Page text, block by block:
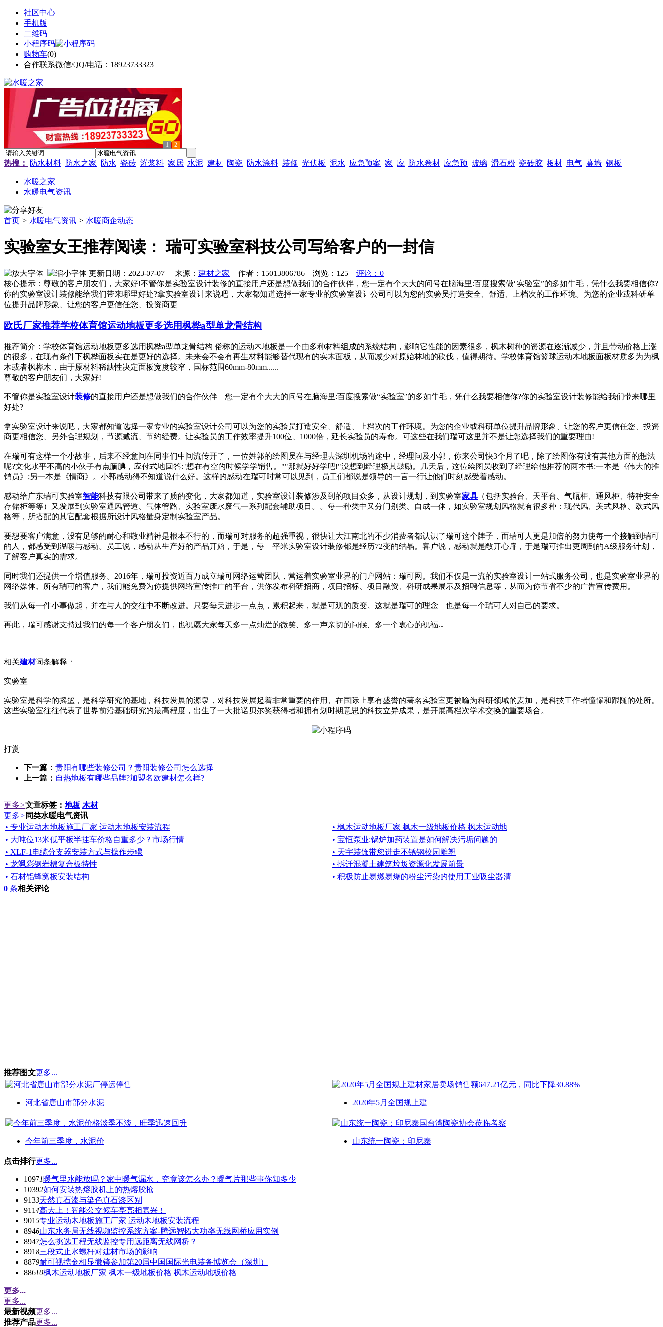
社区中心
手机版
二维码
小程序码
购物车(0)
合作联系微信/QQ/电话：18923733323
1 2
热搜： 防水材料 防水之家 防水 瓷砖 灌浆料 家居 水泥 建材 陶瓷 防水涂料 装修 光伏板 泥水 应急预案 家 应 防水卷材 应急预 玻璃 滑石粉 瓷砖胶 板材 电气 幕墙 钢板
水暖之家
水暖电气资讯
首页 > 水暖电气资讯 > 水暖商企动态
实验室女王推荐阅读： 瑞可实验室科技公司写给客户的一封信
更新日期：2023-07-07 来源： 建材之家 作者：15013806786 浏览： 125
评论：0
核心提示：尊敬的客户朋友们，大家好!不管你是实验室设计装修的直接用户还是想做我们的合作伙伴，您一定有个大大的问号在脑海里:百度搜索做“实验室”的多如牛毛，凭什么我要相信你?
你的实验室设计装修能给我们带来哪里好处?拿实验室设计来说吧，大家都知道选择一家专业的实验室设计公司可以为您的实验员打造安全、舒适、上档次的工作环境。为您的企业或科研单
位提升品牌形象、让您的客户更信任您、投资商更
欧氏厂家推荐学校体育馆运动地板更多选用枫桦a型单龙骨结构
推荐简介：学校体育馆运动地板更多选用枫桦a型单龙骨结构 俗称的运动木地板是一个由多种材料组成的系统结构，影响它性能的因素很多，枫木树种的资源在逐渐减少，并且带动价格上涨
的很多，在现有条件下枫桦面板实在是更好的选择。未来会不会有再生材料能够替代现有的实木面板，从而减少对原始林地的砍伐，值得期待。学校体育馆篮球运动木地板面板材质多为为枫
木或者枫桦木，由于原材料稀缺性决定面板宽度较窄，国标范围60mm-80mm......
尊敬的客户朋友们，大家好!
不管你是实验室设计装修的直接用户还是想做我们的合作伙伴，您一定有个大大的问号在脑海里:百度搜索做“实验室”的多如牛毛，凭什么我要相信你?你的实验室设计装修能给我们带来哪里
好处?
拿实验室设计来说吧，大家都知道选择一家专业的实验室设计公司可以为您的实验员打造安全、舒适、上档次的工作环境。为您的企业或科研单位提升品牌形象、让您的客户更信任您、投资
商更相信您、另外合理规划，节源减流、节约经费。让实验员的工作效率提升100位、1000倍，延长实验员的寿命。可这些在我们瑞可这里并不是让您选择我们的重要理由!
在瑞可有这样一个小故事，后来不经意间在同事们中间流传开了，一位姓郭的绘图员在与经理去深圳机场的途中，经理问及小郭，你来公司快3个月了吧，除了绘图你有没有其他方面的想法
呢?文化水平不高的小伙子有点腼腆，应付式地回答:"想在有空的时候学学销售。""那就好好学吧!"没想到经理极其鼓励。几天后，这位绘图员收到了经理给他推荐的两本书:一本是《伟大的推
销员》;另一本是《情商》。小郭感动得不知道说什么好。这样的感动在瑞可时常可以见到，员工们都说是领导的一言一行让他们时刻感受着感动。
感动给广东瑞可实验室智能科技有限公司带来了质的变化，大家都知道，实验室设计装修涉及到的项目众多，从设计规划，到实验室家具 （包括实验台、天平台、气瓶柜、通风柜、特种安全
存储柜等等）又发展到实验室通风管道、气体管路、实验室废水废气一系列配套辅助项目。。每一种类中又分门别类、自成一体，如实验室规划风格就有很多种：现代风、美式风格、欧式风
格等，所搭配的其它配套根据所设计风格量身定制实验室产品。
要想要客户满意，没有足够的耐心和敬业精神是根本不行的，而瑞可对服务的超强重视，很快让大江南北的不少消费者都认识了瑞可这个牌子，而瑞可人更是加倍的努力使每一个接触到瑞可
的人，都感受到温暖与感动。员工说，感动从生产好的产品开始，于是，每一平米实验室设计装修都是经历72变的结晶。客户说，感动就是敞开心扉，于是瑞可推出更周到的A级服务计划，
了解客户真实的需求。
同时我们还提供一个增值服务。2016年，瑞可投资近百万成立瑞可网络运营团队，营运着实验室业界的门户网站：瑞可网。我们不仅是一流的实验室设计一站式服务公司，也是实验室业界的
网络媒体。所有瑞可的客户，我们能免费为你提供网络宣传推广的平台，供你发布科研招商，项目招标、项目融资、科研成果展示及招聘信息等，从而为你节省不少的广告宣传费用。
我们从每一件小事做起，并在与人的交往中不断改进。只要每天进步一点点，累积起来，就是可观的质变。这就是瑞可的理念，也是每一个瑞可人对自己的要求。
再此，瑞可感谢支持过我们的每一个客户朋友们，也祝愿大家每天多一点灿烂的微笑、多一声亲切的问候、多一个衷心的祝福...
相关建材词条解释：
实验室
实验室是科学的摇篮，是科学研究的基地，科技发展的源泉，对科技发展起着非常重要的作用。在国际上享有盛誉的著名实验室更被喻为科研领域的麦加，是科技工作者憧憬和跟随的处所。
这些实验室往往代表了世界前沿基础研究的最高程度，出生了一大批诺贝尔奖获得者和拥有划时期意思的科技立异成果，是开展高档次学术交换的重要场合。
打赏
下一篇： 贵阳有哪些装修公司？贵阳装修公司怎么选择
上一篇： 自热地板有哪些品牌?加盟名欧建材怎么样?
更多>文章标签： 地板 木材
更多> 同类水暖电气资讯
• 专业运动木地板施工厂家 运动木地板安装流程
• 枫木运动地板厂家 枫木一级地板价格 枫木运动地
• 大吨位13米低平板半挂车价格自重多少？市场行情
• 宝恒泵业:锅炉加药装置是如何解决污垢问题的
• XLF-1电缆分支器安装方式与操作步骤
• 天宇装饰带您进走不锈钢校园雕塑
• 龙飒彩钢岩棉复合板特性
• 拆迁混凝土建筑垃圾资源化发展前景
• 石材铝蜂窝板安装结构
• 积极防止易燃易爆的粉尘污染的使用工业吸尘器清
0 条相关评论
推荐图文更多...
河北省唐山市部分水泥 2020年5月全国规上建
今年前三季度，水泥价 山东统一陶瓷：印尼泰
点击排行更多...
10971暖气里水能放吗？家中暖气漏水，究竟该怎么办？暖气片那些事你知多少
10392如何安装热熔胶机上的热熔胶枪
9133天然真石漆与染色真石漆区别
9114高大上！智能公交候车亭亮相嘉兴！
9015专业运动木地板施工厂家 运动木地板安装流程
8946山东水务局无线视频监控系统方案-腾远智拓大功率无线网桥应用实例
8947怎么挑选工程无线监控专用远距离无线网桥？
8918三段式止水螺杆对建材市场的影响
8879耐可视携金相显微镜参加第20届中国国际光电装备博览会（深圳）
88610枫木运动地板厂家 枫木一级地板价格 枫木运动地板价格
更多...
更多...
最新视频更多...
推荐产品更多...